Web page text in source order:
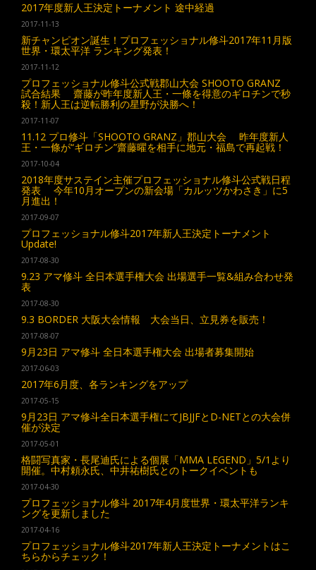
2017年度新人王決定トーナメント 途中経過
2017-11-13
新チャンピオン誕生！プロフェッショナル修斗2017年11月版
世界・環太平洋 ランキング発表！
2017-11-12
プロフェッショナル修斗公式戦郡山大会 SHOOTO GRANZ
試合結果 齋藤が昨年度新人王・一條を得意のギロチンで秒
殺！新人王は逆転勝利の星野が決勝へ！
2017-11-07
11.12 プロ修斗「SHOOTO GRANZ」郡山大会 昨年度新人
王・一條が“ギロチン”齋藤曜を相手に地元・福島で再起戦！
2017-10-04
2018年度サステイン主催プロフェッショナル修斗公式戦日程
発表 今年10月オープンの新会場「カルッツかわさき」に5
月進出！
2017-09-07
プロフェッショナル修斗2017年新人王決定トーナメント
Update!
2017-08-30
9.23 アマ修斗 全日本選手権大会 出場選手一覧&組み合わせ発
表
2017-08-30
9.3 BORDER 大阪大会情報 大会当日、立見券を販売！
2017-08-07
9月23日 アマ修斗 全日本選手権大会 出場者募集開始
2017-06-03
2017年6月度、各ランキングをアップ
2017-05-15
9月23日 アマ修斗全日本選手権にてJBJJFとD-NETとの大会併
催が決定
2017-05-01
格闘写真家・長尾迪氏による個展「MMA LEGEND」5/1より
開催。中村頼永氏、中井祐樹氏とのトークイベントも
2017-04-30
プロフェッショナル修斗 2017年4月度世界・環太平洋ランキ
ングを更新しました
2017-04-16
プロフェッショナル修斗2017年新人王決定トーナメントはこ
ちらからチェック！